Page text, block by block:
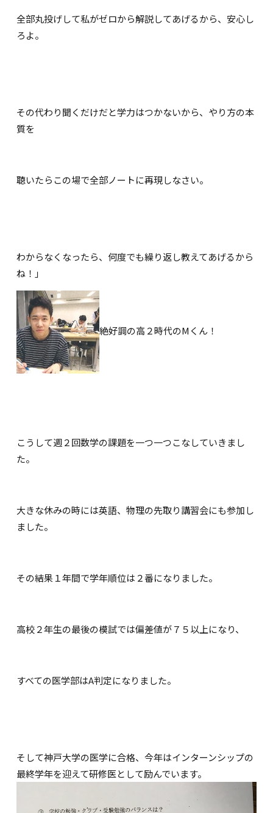
全部丸投げして私がゼロから解説してあげるから、安心し
ろよ。
その代わり聞くだけだと学力はつかないから、やり方の本
質を
聴いたらこの場で全部ノートに再現しなさい。
わからなくなったら、何度でも繰り返し教えてあげるから
ね！」
絶好調の高２時代のMくん！
こうして週２回数学の課題を一つ一つこなしていきまし
た。
大きな休みの時には英語、物理の先取り講習会にも参加し
ました。
その結果１年間で学年順位は２番になりました。
高校２年生の最後の模試では偏差値が７５以上になり、
すべての医学部はA判定になりました。
そして神戸大学の医学に合格、今年はインターンシップの
最終学年を迎えて研修医として励んでいます。